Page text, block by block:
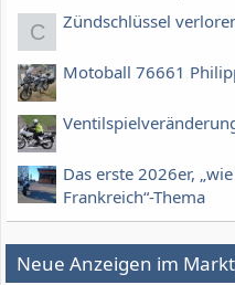
C Zündschlüssel
Motoball 76661
Das erste 2026er,
Frankreich“-Thema
Neue Anzeigen im